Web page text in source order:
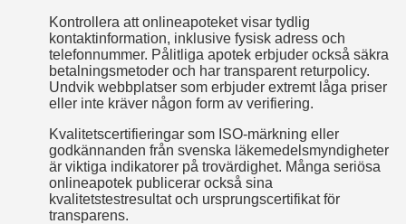
Kontrollera att onlineapoteket visar tydlig
kontaktinformation, inklusive fysisk adress och
telefonnummer. Pålitliga apotek erbjuder också säkra
betalningsmetoder och har transparent returpolicy.
Undvik webbplatser som erbjuder extremt låga priser
eller inte kräver någon form av verifiering.
Kvalitetscertifieringar som ISO-märkning eller
godkännanden från svenska läkemedelsmyndigheter
är viktiga indikatorer på trovärdighet. Många seriösa
onlineapotek publicerar också sina
kvalitetstestresultat och ursprungscertifikat för
transparens.